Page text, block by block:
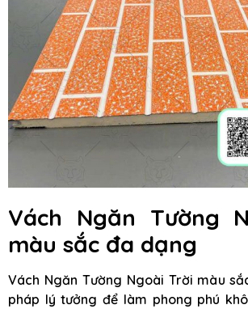
Vách Ngăn Tường
màu sắc đa dạng
Vách Ngăn Tường Ngoài Trời màu
pháp lý tưởng để làm phong phú